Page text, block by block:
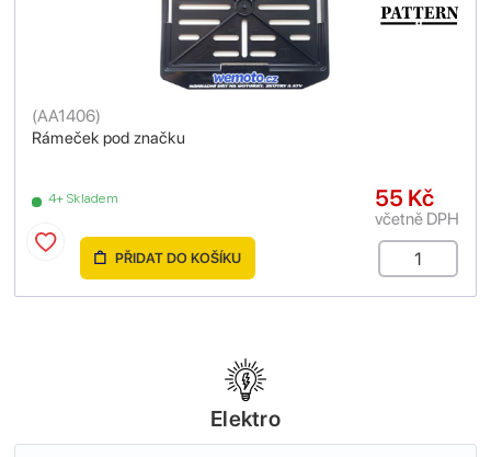
Rámeček pod značku
(AA1406)
4+ Skladem 55 Kč
včetně DPH
PŘIDAT DO KOŠÍKU
Elektro